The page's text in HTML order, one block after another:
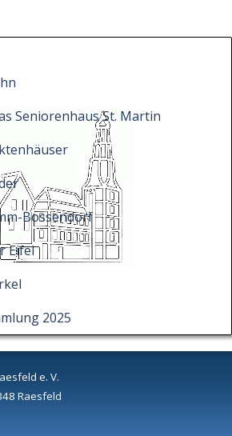
Artikel
Seniorenhaus St. Martin
Bossendorf
Eifel
2025
e. V.
Raesfeld